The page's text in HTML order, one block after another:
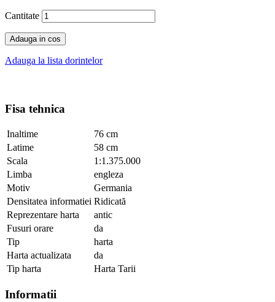
Cantitate
Adauga in cos
Adauga la lista dorintelor
Fisa tehnica
Inaltime
76 cm
Latime
58 cm
Scala
1:1.375.000
Limba
engleza
Motiv
Germania
Densitatea informatiei Ridicată
Reprezentare harta
antic
Fusuri orare
da
Tip
harta
Harta actualizata
da
Tip harta
Harta Tarii
Informatii